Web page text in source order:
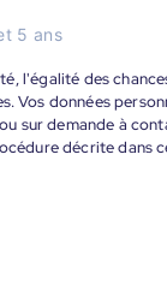
5 ans
l'égalité des
Vos données
sur demande à
décrite dans